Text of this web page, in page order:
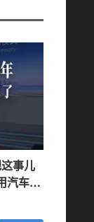
事儿
汽车合